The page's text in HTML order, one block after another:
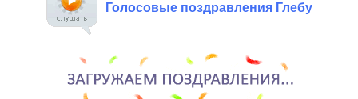
Голосовые поздравления Глебу